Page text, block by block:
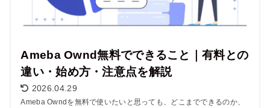
Ameba Ownd無料でできること｜有料との
違い・始め方・注意点を解説
2026.04.29
Ameba Owndを無料で使いたいと思っても、どこまでできるのか、